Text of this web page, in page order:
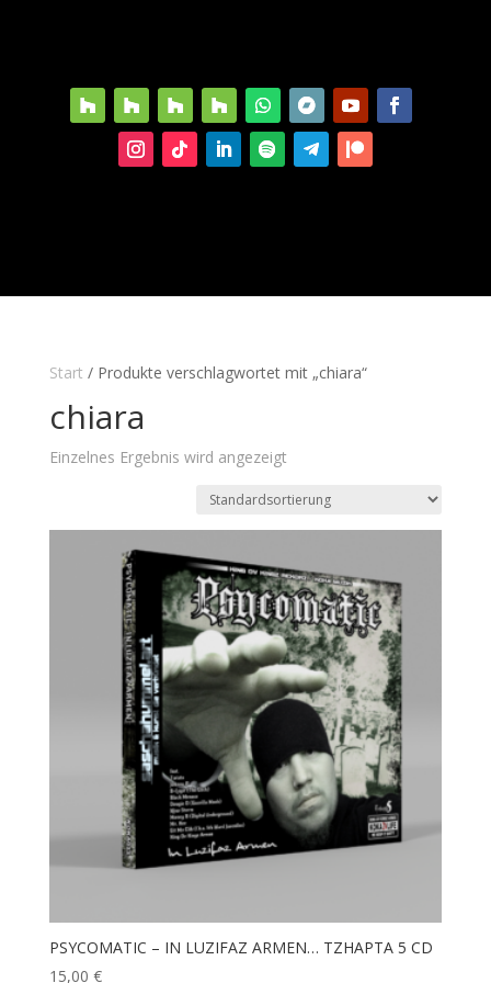
Start / Produkte verschlagwortet mit „chiara“
chiara
Einzelnes Ergebnis wird angezeigt
PSYCOMATIC – IN LUZIFAZ ARMEN… TZHAPTA 5 CD
15,00 €